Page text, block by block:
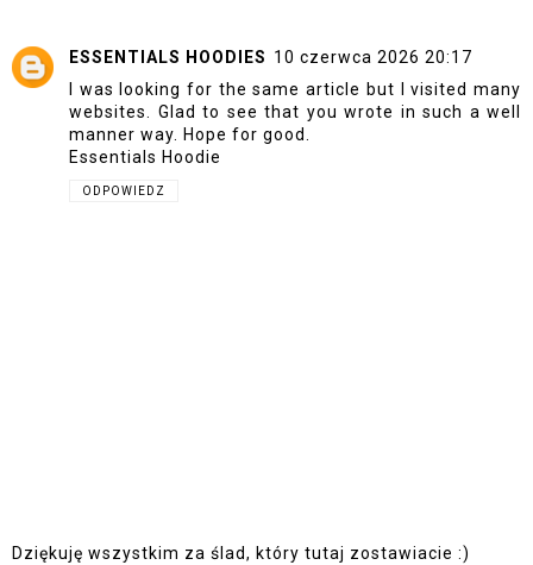
ESSENTIALS HOODIES 10 czerwca 2026 20:17
I was looking for the same article but I visited many
websites. Glad to see that you wrote in such a well
manner way. Hope for good.
Essentials Hoodie
ODPOWIEDZ
Dziękuję wszystkim za ślad, który tutaj zostawiacie :)